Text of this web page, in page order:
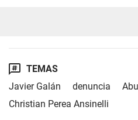
TEMAS
Javier Galán
denuncia
Christian Perea Ansinelli